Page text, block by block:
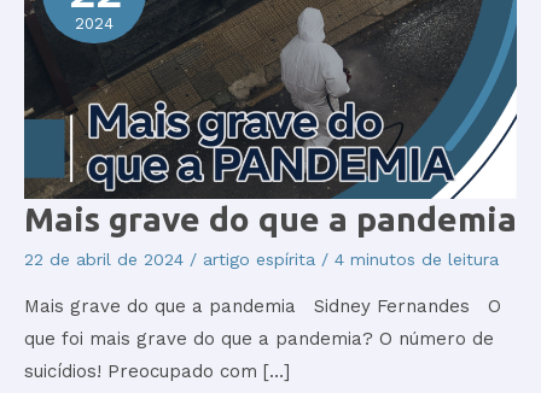
2024
Mais grave do que a pandemia
22 de abril de 2024 / artigo espírita / 4 minutos de leitura
Mais grave do que a pandemia Sidney Fernandes O
que foi mais grave do que a pandemia? O número de
suicídios! Preocupado com […]
Mais
grave
do
que
pandemia